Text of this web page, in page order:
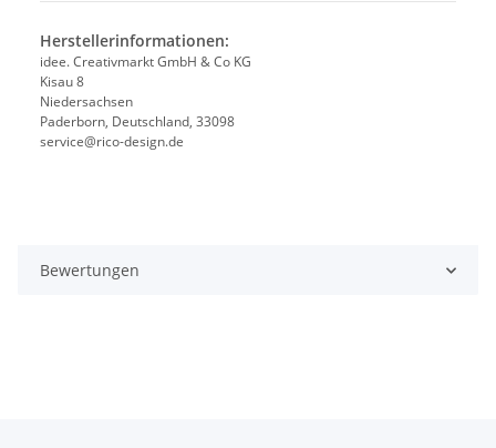
Herstellerinformationen:
idee. Creativmarkt GmbH & Co KG
Kisau 8
Niedersachsen
Paderborn, Deutschland, 33098
service@rico-design.de
Bewertungen